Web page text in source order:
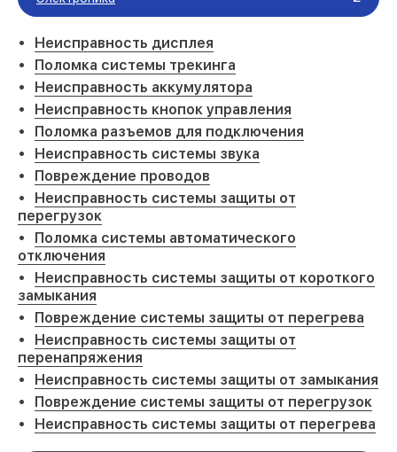
Неисправность дисплея
Поломка системы трекинга
Неисправность аккумулятора
Неисправность кнопок управления
Поломка разъемов для подключения
Неисправность системы звука
Повреждение проводов
Неисправность системы защиты от
перегрузок
Поломка системы автоматического
отключения
Неисправность системы защиты от короткого
замыкания
Повреждение системы защиты от перегрева
Неисправность системы защиты от
перенапряжения
Неисправность системы защиты от замыкания
Повреждение системы защиты от перегрузок
Неисправность системы защиты от перегрева